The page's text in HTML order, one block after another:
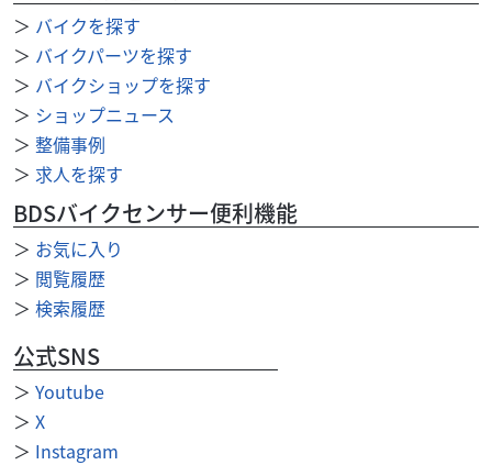
XLH1200
本体価格:130.00万円
1991年式XLH1200です。 現在カスタム作業進行中です。現
在お好みのライトカスタムのご要望お受けできます。 垂れ
ストラットの１２００スポーツスタ...
＞ バイクを探す
＞ バイクパーツを探す
＞ バイクショップを探す
＞ ショップニュース
＞ 整備事例
＞ 求人を探す
BDSバイクセンサー便利機能
＞ お気に入り
＞ 閲覧履歴
＞ 検索履歴
公式SNS
＞ Youtube
＞ X
＞ Instagram